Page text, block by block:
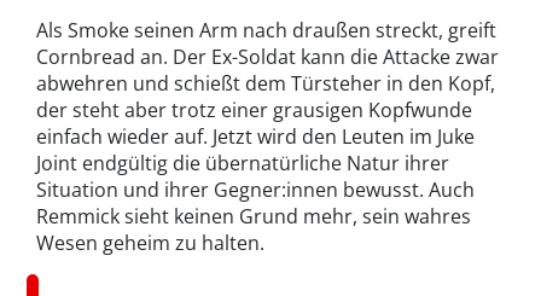
Als Smoke seinen Arm nach draußen streckt, greift
Cornbread an. Der Ex-Soldat kann die Attacke zwar
abwehren und schießt dem Türsteher in den Kopf,
der steht aber trotz einer grausigen Kopfwunde
einfach wieder auf. Jetzt wird den Leuten im Juke
Joint endgültig die übernatürliche Natur ihrer
Situation und ihrer Gegner:innen bewusst. Auch
Remmick sieht keinen Grund mehr, sein wahres
Wesen geheim zu halten.